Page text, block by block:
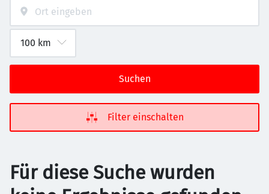
Suchen
Filter einschalten
Für diese Suche wurden